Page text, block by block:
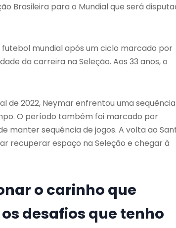
Brasileira para o Mundial que será
mundial após um ciclo marcado por
da carreira na Seleção. Aos 33 anos, o
de 2022, Neymar enfrentou uma
O período também foi marcado por
manter sequência de jogos. A volta ao
recuperar espaço na Seleção e chegar à
o carinho que
desafios que tenho